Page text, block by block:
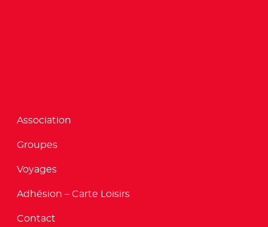
Association
Groupes
Voyages
Adhésion – Carte Loisirs
Contact